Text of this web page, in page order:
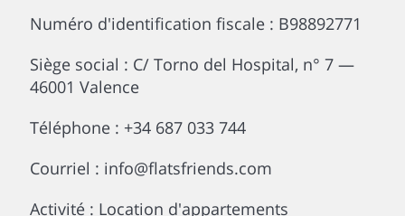
Numéro d'identification fiscale : B98892771
Siège social : C/ Torno del Hospital, n° 7 —
46001 Valence
Téléphone : +34 687 033 744
Courriel : info@flatsfriends.com
Activité : Location d'appartements